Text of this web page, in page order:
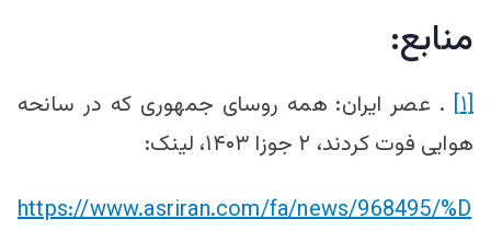
منابع:
[۱]
. عصر ایران: همه روسای جمهوری که در سانحه
هوایی فوت کردند، ۲ جوزا ۱۴۰۳، لینک:
https://www.asriran.com/fa/news/968495/%D